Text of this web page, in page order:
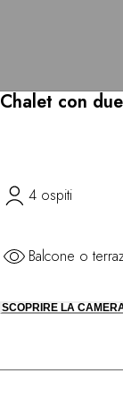
Chalet con
4 ospiti
Balcone o
SCOPRIRE LA